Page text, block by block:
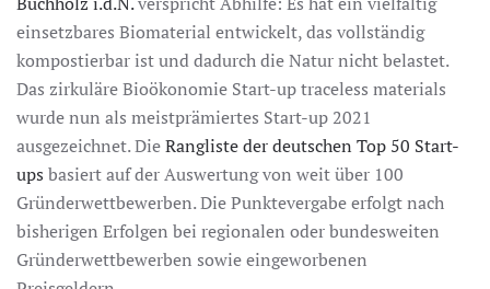
einsetzbares Biomaterial entwickelt, das vollständig
kompostierbar ist und dadurch die Natur nicht belastet.
Das zirkuläre Bioökonomie Start-up traceless materials
wurde nun als meistprämiertes Start-up 2021
ausgezeichnet. DieRangliste der deutschen Top 50 Start-
ups basiert auf der Auswertung von weit über 100
Gründerwettbewerben. Die Punktevergabe erfolgt nach
bisherigen Erfolgen bei regionalen oder bundesweiten
Gründerwettbewerben sowie eingeworbenen